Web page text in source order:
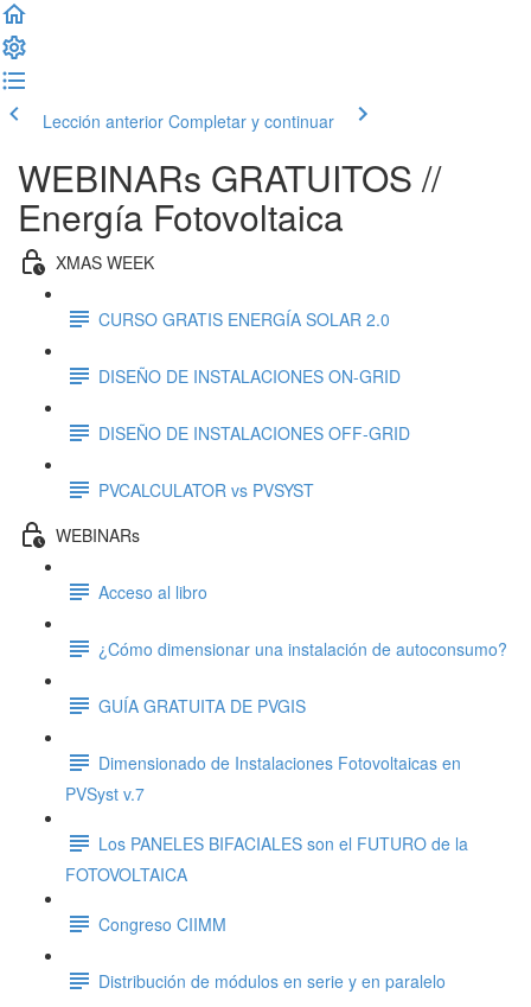
Lección anterior Completar y continuar
WEBINARs GRATUITOS //
Energía Fotovoltaica
XMAS WEEK
CURSO GRATIS ENERGÍA SOLAR 2.0
DISEÑO DE INSTALACIONES ON-GRID
DISEÑO DE INSTALACIONES OFF-GRID
PVCALCULATOR vs PVSYST
WEBINARs
Acceso al libro
¿Cómo dimensionar una instalación de autoconsumo?
GUÍA GRATUITA DE PVGIS
Dimensionado de Instalaciones Fotovoltaicas en
PVSyst v.7
Los PANELES BIFACIALES son el FUTURO de la
FOTOVOLTAICA
Congreso CIIMM
Distribución de módulos en serie y en paralelo